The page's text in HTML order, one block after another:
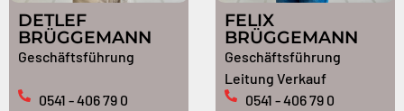
DETLEF
BRÜGGEMANN
Geschäftsführung
0541 - 406 79 0
FELIX
BRÜGGEMANN
Geschäftsführung
Leitung Verkauf
0541 - 406 79 0